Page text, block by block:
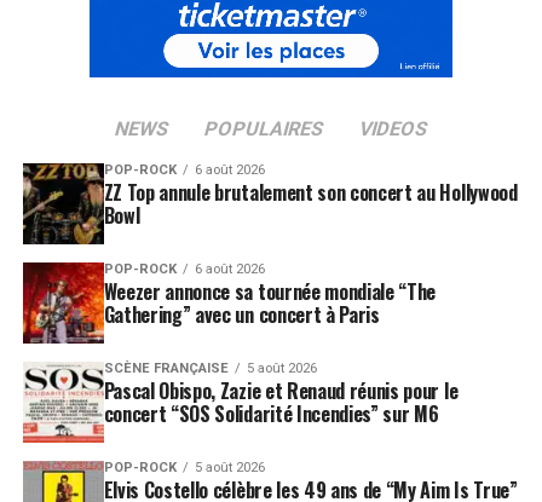
NEWS POPULAIRES VIDEOS
POP-ROCK 6 août 2026
ZZ Top annule brutalement son concert au Hollywood
Bowl
POP-ROCK 6 août 2026
Weezer annonce sa tournée mondiale “The
Gathering” avec un concert à Paris
SCÈNE FRANÇAISE 5 août 2026
Pascal Obispo, Zazie et Renaud réunis pour le
concert “SOS Solidarité Incendies” sur M6
POP-ROCK 5 août 2026
Elvis Costello célèbre les 49 ans de “My Aim Is True”